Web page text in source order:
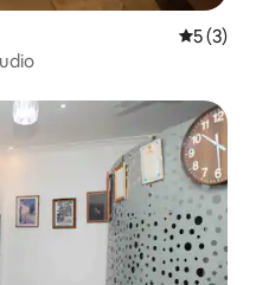
5 (3)